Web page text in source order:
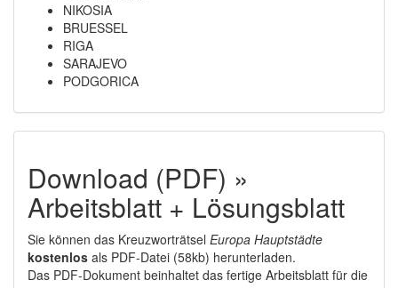
NIKOSIA
BRUESSEL
RIGA
SARAJEVO
PODGORICA
Download (PDF) »
Arbeitsblatt + Lösungsblatt
Sie können das Kreuzworträtsel Europa Hauptstädte
kostenlos als PDF-Datei (58kb) herunterladen.
Das PDF-Dokument beinhaltet das fertige Arbeitsblatt für die